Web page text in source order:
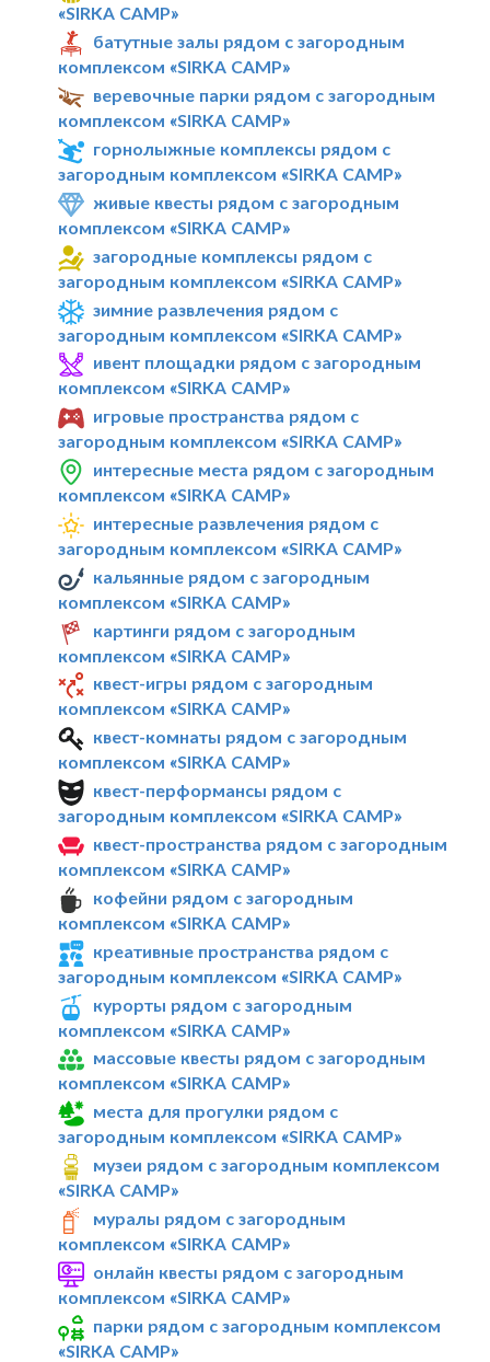
«SIRKA CAMP»
батутные залы рядом с загородным
комплексом «SIRKA CAMP»
веревочные парки рядом с загородным
комплексом «SIRKA CAMP»
горнолыжные комплексы рядом с
загородным комплексом «SIRKA CAMP»
живые квесты рядом с загородным
комплексом «SIRKA CAMP»
загородные комплексы рядом с
загородным комплексом «SIRKA CAMP»
зимние развлечения рядом с
загородным комплексом «SIRKA CAMP»
ивент площадки рядом с загородным
комплексом «SIRKA CAMP»
игровые пространства рядом с
загородным комплексом «SIRKA CAMP»
интересные места рядом с загородным
комплексом «SIRKA CAMP»
интересные развлечения рядом с
загородным комплексом «SIRKA CAMP»
кальянные рядом с загородным
комплексом «SIRKA CAMP»
картинги рядом с загородным
комплексом «SIRKA CAMP»
квест-игры рядом с загородным
комплексом «SIRKA CAMP»
квест-комнаты рядом с загородным
комплексом «SIRKA CAMP»
квест-перформансы рядом с
загородным комплексом «SIRKA CAMP»
квест-пространства рядом с загородным
комплексом «SIRKA CAMP»
кофейни рядом с загородным
комплексом «SIRKA CAMP»
креативные пространства рядом с
загородным комплексом «SIRKA CAMP»
курорты рядом с загородным
комплексом «SIRKA CAMP»
массовые квесты рядом с загородным
комплексом «SIRKA CAMP»
места для прогулки рядом с
загородным комплексом «SIRKA CAMP»
музеи рядом с загородным комплексом
«SIRKA CAMP»
муралы рядом с загородным
комплексом «SIRKA CAMP»
онлайн квесты рядом с загородным
комплексом «SIRKA CAMP»
парки рядом с загородным комплексом
«SIRKA CAMP»